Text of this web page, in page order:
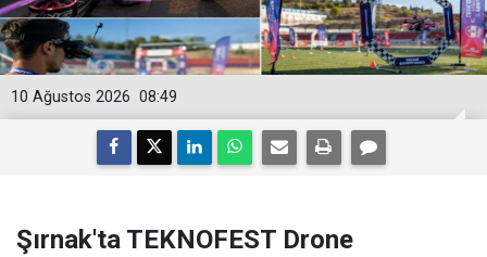
08:49
10 Ağustos 2026
Şırnak'ta TEKNOFEST Drone